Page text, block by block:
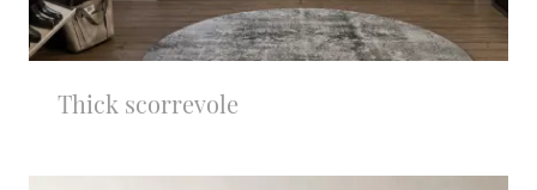
Thick scorrevole